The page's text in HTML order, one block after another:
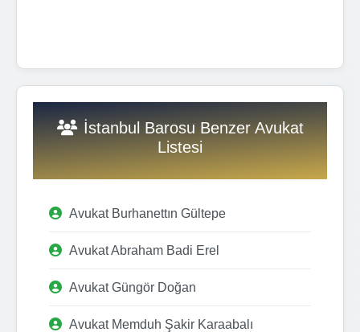
İstanbul Barosu Benzer Avukat
Listesi
Avukat Burhanettın Gültepe
Avukat Abraham Badi Erel
Avukat Güngör Doğan
Avukat Memduh Şakir Karaabalı